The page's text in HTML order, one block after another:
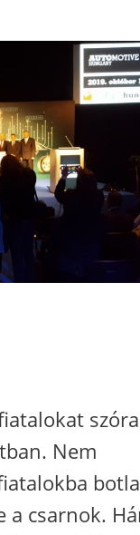
szóra
Nem
a csarnok.